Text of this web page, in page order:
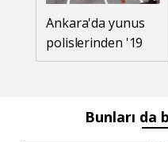
Ankara'da yunus
polislerinden '19
Mayıs' gösterisi
Bunları da